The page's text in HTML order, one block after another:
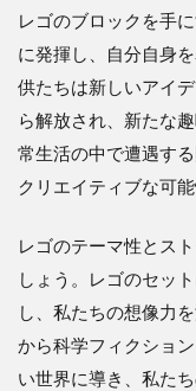
レゴのブロックを手
に発揮し、自分自身
供たちは新しいアイ
ら解放され、新たな
常生活の中で遭遇す
クリエイティブな可
レゴのテーマ性とス
しょう。レゴのセッ
し、私たちの想像力
から科学フィクショ
い世界に導き、私た